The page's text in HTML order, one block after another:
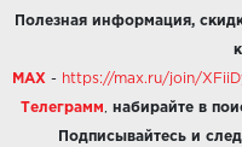
Полезная информация,
MAX - https://max.ru/join/
Телеграмм набирайте в
Подписывайтесь и